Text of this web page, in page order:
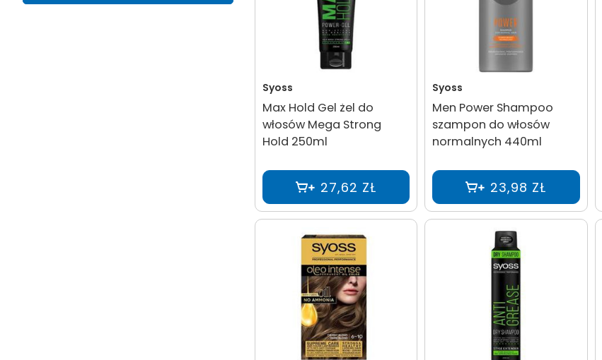
Syoss
Max Hold Gel żel do
włosów Mega Strong
Hold 250ml
27,62 ZŁ
Syoss
Men Power Shampoo
szampon do włosów
normalnych 440ml
23,98 ZŁ